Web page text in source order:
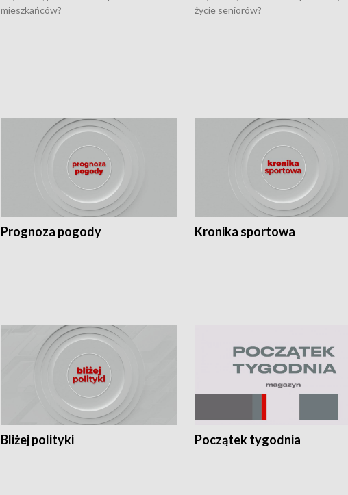
mieszkańców?
życie seniorów?
Prognoza pogody Kronika sportowa
Bliżej polityki Początek tygodnia